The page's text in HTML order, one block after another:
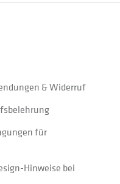
& Widerruf
für
Hinweise bei